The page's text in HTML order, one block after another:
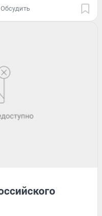
Обсудить